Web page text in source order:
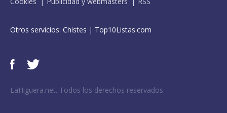
Otros servicios: Chistes | Top10Listas.com
LaHiguera.net. Todos los derechos reservados